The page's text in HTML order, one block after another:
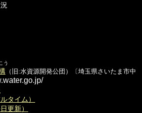
う
（旧:水資源開発公団）〔埼玉県さいたま市中
タイム）
更新）